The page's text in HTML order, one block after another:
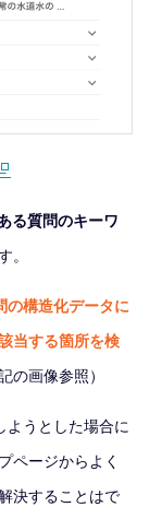
る質問のキーワ
。
の構造化データに
当する箇所を検
の画像参照）
うとした場合に
ページからよく
決することはで